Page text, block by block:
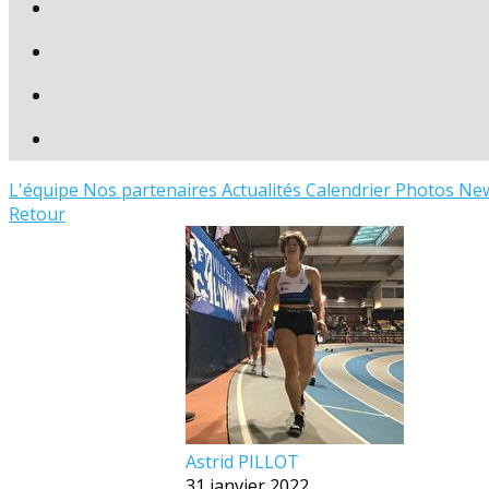
L'équipe Nos partenaires Actualités Calendrier Photos
Retour
Astrid PILLOT